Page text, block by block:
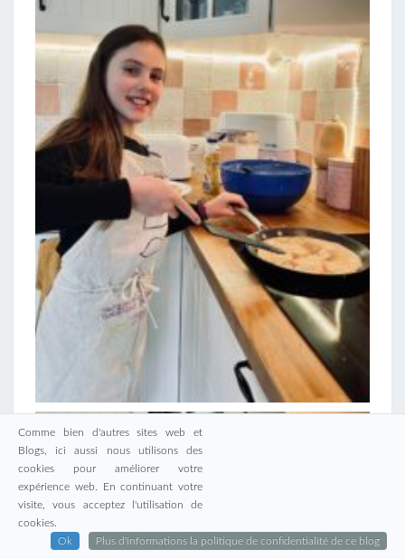
Comme bien d'autres sites web et
Blogs, ici aussi nous utilisons des
cookies pour améliorer votre
expérience web. En continuant votre
visite, vous acceptez l'utilisation de
cookies.
Ok
Plus d'informations la politique de confidentialité de ce blog